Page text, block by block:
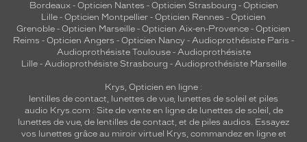
Bordeaux- Opticien Nantes - Opticien Strasbourg - Opticien
Lille - Opticien Montpellier - Opticien Rennes - Opticien
Grenoble - Opticien Marseille - Opticien Aix-en-Provence - Opticien
Reims - Opticien Angers - Opticien Nancy - Audioprothésiste Paris -
Audioprothésiste Toulouse- Audioprothésiste
Lille- Audioprothésiste Strasbourg - Audioprothésiste Marseille
Krys, Opticien en ligne :
lentilles de contact, lunettes de vue, lunettes de soleil et piles
audio Krys.com : Site de vente en ligne de lunettes de soleil, de
lunettes de vue, de lentilles de contact, et de piles audios. Essayez
vos lunettes grâce au miroir virtuel Krys, commandez en ligne et